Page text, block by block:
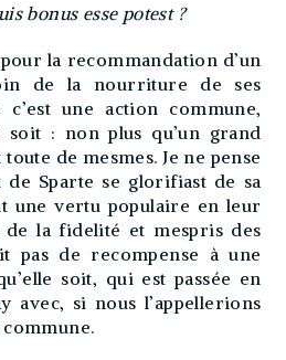
bonus esse potest ?
la recommandation d’un
de la nourriture de ses
c’est une action commune,
soit : non plus qu’un grand
de mesmes. Je ne pense
de Sparte se glorifiast de sa
une vertu populaire en leur
de la fidelité et mespris des
pas de recompense à une
soit, qui est passée en
avec, si nous l’appellerions